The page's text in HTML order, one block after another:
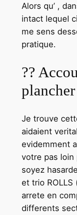
Alors qu’ ,
intact lequel
me sens
pratique.
??
Je trouve
aidaient
evidemment
votre pas loin
soyez
et trio ROLLS
arrete en
differents